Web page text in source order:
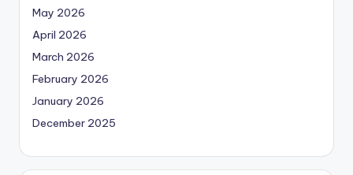
May 2026
April 2026
March 2026
February 2026
January 2026
December 2025